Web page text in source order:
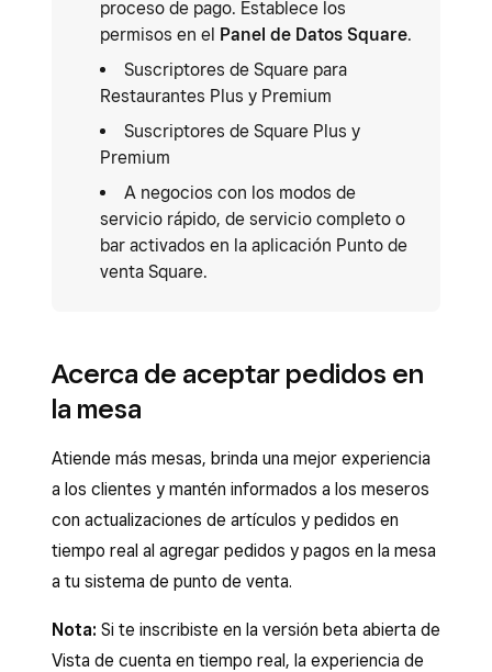
proceso de pago. Establece los
permisos en el Panel de Datos Square.
Suscriptores de Square para
Restaurantes Plus y Premium
Suscriptores de Square Plus y
Premium
A negocios con los modos de
servicio rápido, de servicio completo o
bar activados en la aplicación Punto de
venta Square.
Acerca de aceptar pedidos en
la mesa
Atiende más mesas, brinda una mejor experiencia
a los clientes y mantén informados a los meseros
con actualizaciones de artículos y pedidos en
tiempo real al agregar pedidos y pagos en la mesa
a tu sistema de punto de venta.
Nota: Si te inscribiste en la versión beta abierta de
Vista de cuenta en tiempo real, la experiencia de